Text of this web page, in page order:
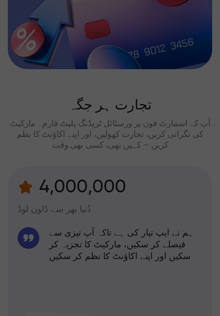
تجارت ہر جگہ
آپ کے اسمارٹ فون پر ورسٹائل ٹریڈنگ پلیٹ فارم۔ مارکیٹ
کی نگرانی کریں، تجارت کھولیں، اور اپنے اکاؤنٹ کا نظم
کریں — کہیں بھی، کسی بھی وقت
4,000,000
دُنیا بھر سے ڈاون لوڈ
ہم نے ایپ تیار کی ہے تاکہ آپ تیزی سے
فیصلے کر سکیں، مارکیٹ کا تجزیہ کر
سکیں اور اپنے اکاؤنٹ کا نظم کر سکیں